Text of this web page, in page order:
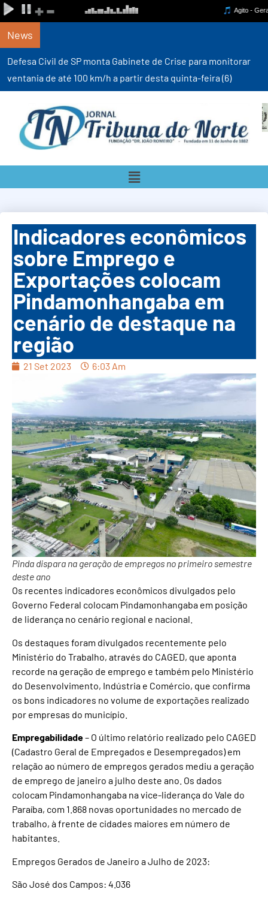
News
Defesa Civil de SP monta Gabinete de Crise para monitorar
ventania de até 100 km/h a partir desta quinta-feira (6)
Indicadores econômicos
sobre Emprego e
Exportações colocam
Pindamonhangaba em
cenário de destaque na
região
21 Set 2023 6:03 Am
Pinda dispara na geração de empregos no primeiro semestre
deste ano
Os recentes indicadores econômicos divulgados pelo
Governo Federal colocam Pindamonhangaba em posição
de liderança no cenário regional e nacional.
Os destaques foram divulgados recentemente pelo
Ministério do Trabalho, através do CAGED, que aponta
recorde na geração de emprego e também pelo Ministério
do Desenvolvimento, Indústria e Comércio, que confirma
os bons indicadores no volume de exportações realizado
por empresas do município.
Empregabilidade– O último relatório realizado pelo CAGED
(Cadastro Geral de Empregados e Desempregados) em
relação ao número de empregos gerados mediu a geração
de emprego de janeiro a julho deste ano. Os dados
colocam Pindamonhangaba na vice-liderança do Vale do
Paraíba, com 1.868 novas oportunidades no mercado de
trabalho, à frente de cidades maiores em número de
habitantes.
Empregos Gerados de Janeiro a Julho de 2023:
São José dos Campos: 4.036